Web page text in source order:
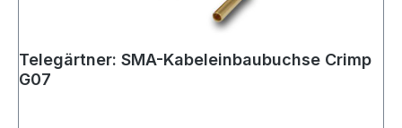
Telegärtner: SMA-Kabeleinbaubuchse Crimp
G07